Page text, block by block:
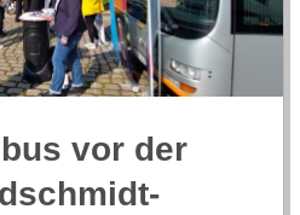
vor der